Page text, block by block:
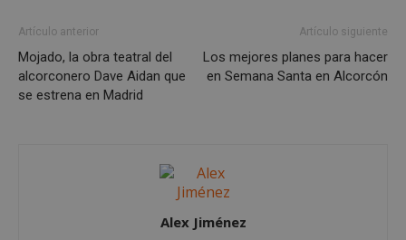
Artículo anterior
Mojado, la obra teatral del
alcorconero Dave Aidan que
se estrena en Madrid
Artículo siguiente
Los mejores planes para hacer
en Semana Santa en Alcorcón
Alex Jiménez
Cookies estrictamente necesarias
Cookies no clasificadas
funcionalidad principal del sitio web, como el